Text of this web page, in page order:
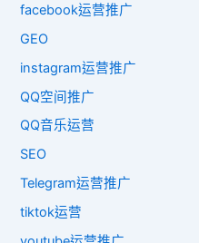
facebook运营推广
GEO
instagram运营推广
QQ空间推广
QQ音乐运营
SEO
Telegram运营推广
tiktok运营